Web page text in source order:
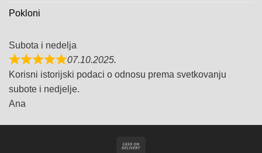
Pokloni
Subota i nedelja
07.10.2025.
Korisni istorijski podaci o odnosu prema svetkovanju
subote i nedjelje.
Ana